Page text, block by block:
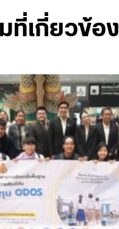
ที่เกี่ยวข้อง